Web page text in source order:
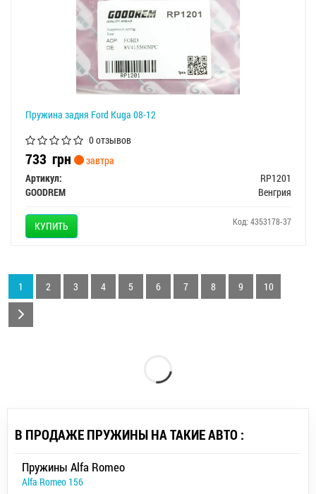
Пружина задня Ford Kuga 08-12
0 отзывов
733 грн
завтра
Артикул:
RP1201
GOODREM
Венгрия
КУПИТЬ Код: 4353178-37
1 2 3 4 5 6 7 8 9 10
В ПРОДАЖЕ ПРУЖИНЫ НА ТАКИЕ АВТО :
Пружины Alfa Romeo
Alfa Romeo 156